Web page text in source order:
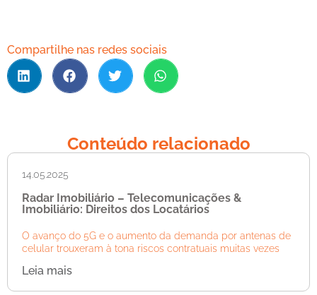
Compartilhe nas redes sociais
Conteúdo relacionado
14.05.2025
Radar Imobiliário – Telecomunicações &
Imobiliário: Direitos dos Locatários
O avanço do 5G e o aumento da demanda por antenas de
celular trouxeram à tona riscos contratuais muitas vezes
Leia mais